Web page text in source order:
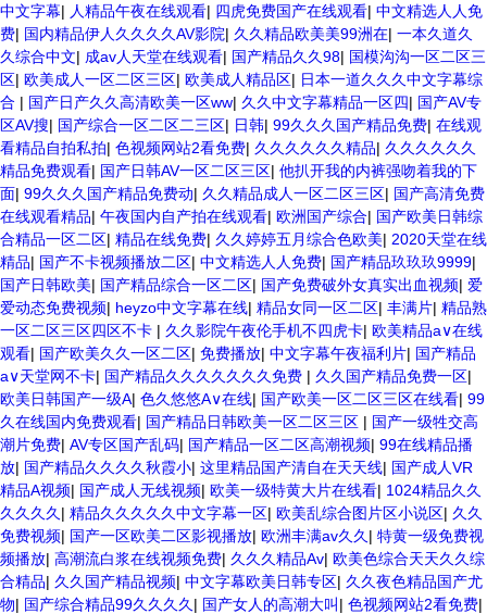
中文字幕| 人精品午夜在线观看| 四虎免费国产在线观看| 中文精选人人免
费| 国内精品伊人久久久久AV影院| 久久精品欧美美99洲在| 一本久道久
久综合中文| 成av人天堂在线观看| 国产精品久久98| 国模沟沟一区二区三
区| 欧美成人一区二区三区| 欧美成人精品区| 日本一道久久久中文字幕综
合 | 国产日产久久高清欧美一区ww| 久久中文字幕精品一区四| 国产AV专
区AV搜| 国产综合一区二区二三区| 日韩| 99久久久国产精品免费| 在线观
看精品自拍私拍| 色视频网站2看免费| 久久久久久久精品| 久久久久久久
精品免费观看| 国产日韩AV一区二区三区| 他扒开我的内裤强吻着我的下
面| 99久久久国产精品免费动| 久久精品成人一区二区三区| 国产高清免费
在线观看精品| 午夜国内自产拍在线观看| 欧洲国产综合| 国产欧美日韩综
合精品一区二区| 精品在线免费| 久久婷婷五月综合色欧美| 2020天堂在线
精品| 国产不卡视频播放二区| 中文精选人人免费| 国产精品玖玖玖9999|
国产日韩欧美| 国产精品综合一区二区| 国产免费破外女真实出血视频| 爱
爱动态免费视频| heyzo中文字幕在线| 精品女同一区二区| 丰满片| 精品熟
一区二区三区四区不卡 | 久久影院午夜伦手机不四虎卡| 欧美精品a∨在线
观看| 国产欧美久久一区二区| 免费播放| 中文字幕午夜福利片| 国产精品
а∨天堂网不卡| 国产精品久久久久久久久免费 | 久久国产精品免费一区|
欧美日韩国产一级A| 色久悠悠A∨在线| 国产欧美一区二区三区在线看| 99
久在线国内免费观看| 国产精品日韩欧美一区二区三区 | 国产一级牲交高
潮片免费| AV专区国产乱码| 国产精品一区二区高潮视频| 99在线精品播
放| 国产精品久久久久秋霞小| 这里精品国产清自在天天线| 国产成人VR
精品A视频| 国产成人无线视频| 欧美一级特黄大片在线看| 1024精品久久
久久久久 | 精品久久久久久中文字幕一区| 欧美乱综合图片区小说区| 久久
免费视频| 国产一区欧美二区影视播放| 欧洲丰满av久久 | 特黄一级免费视
频播放| 高潮流白浆在线视频免费| 久久久精品Av| 欧美色综合天天久久综
合精品| 久久国产精品视频| 中文字幕欧美日韩专区| 久久夜色精品国产尤
物| 国产综合精品99久久久久 | 国产女人的高潮大叫 | 色视频网站2看免费|